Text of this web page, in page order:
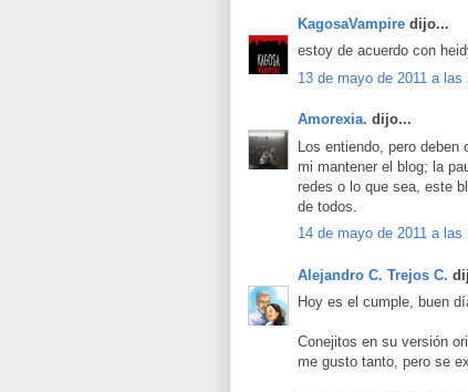
KagosaVampire dijo...
estoy de acuerdo con
13 de mayo de 2011 a las
Amorexia. dijo...
Los entiendo, pero
mi mantener el blog; la
redes o lo que sea, este
de todos.
14 de mayo de 2011 a las
Alejandro C. Trejos C.
Hoy es el cumple, buen
Conejitos en su versión
me gusto tanto, pero se